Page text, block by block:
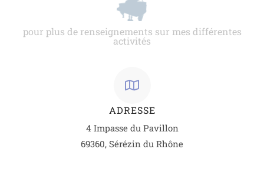
pour plus de renseignements sur mes différentes
activités
ADRESSE
4 Impasse du Pavillon
69360, Sérézin du Rhône